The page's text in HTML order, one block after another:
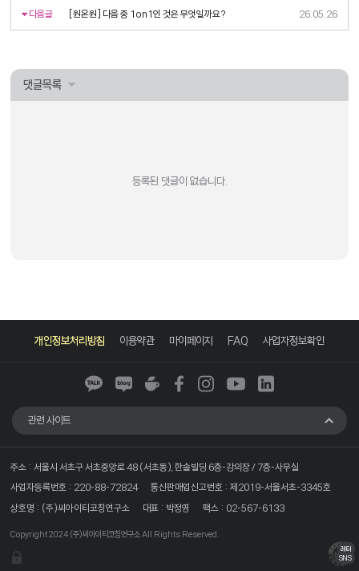
다음글 [원온원] 다음 중 1on1인 것은 무엇일까요? 26.05.26
댓글목록
등록된 댓글이 없습니다.
개인정보처리방침 이용약관 마이페이지 FAQ 사업자정보확인
톡
블
카
북
그
인
관련 사이트
주소 : 서울시 서초구 서초중앙로 48 (서초동), 한솔빌딩 6층-강의장 / 7층-사무실
사업자등록번호 : 220-88-72824
통신판매업신고번호 : 제2019-서울서초-3345호
상호명 : (주)씨아이티코칭연구소
대표 : 박정영 팩스 : 02-567-6133
Copyright 2024 (주)씨아이티코칭연구소All Rights Reserved.
코치
기업
레터
SNS